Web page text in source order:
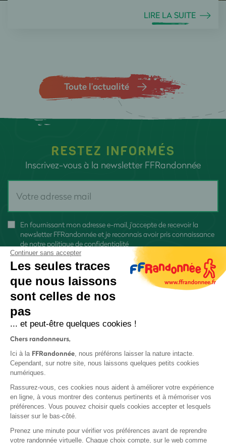
LIRE LA SUITE
Toute l’actualité
RESTEZ INFORMÉS
Inscrivez-vous à la newsletter FFRandonnée
En fournissant mon adresse e-mail, j'accepte de recevoir la
newsletter FFRandonnée et je reconnais avoir pris connaissance
de notre politique de confidentialité
Protection des données
Politique de confidentialité
Continuer sans accepter
Les seules traces
que nous laissons
sont celles de nos
pas
... et peut-être quelques cookies !
Chers randonneurs,
Ici à la FFRandonnée, nous préférons laisser la nature intacte.
Cependant, sur notre site, nous laissons quelques petits cookies
numériques.
Rassurez-vous, ces cookies nous aident à améliorer votre expérience
en ligne, à vous montrer des contenus pertinents et à mémoriser vos
préférences. Vous pouvez choisir quels cookies accepter et lesquels
laisser sur le bas-côté.
Prenez une minute pour vérifier vos préférences avant de reprendre
votre randonnée virtuelle. Chaque choix compte, sur le web comme